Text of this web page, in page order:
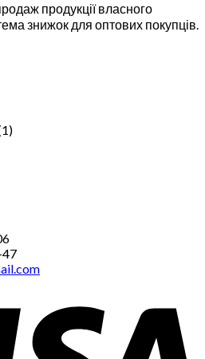
продукції власного
знижок для оптових покупців.